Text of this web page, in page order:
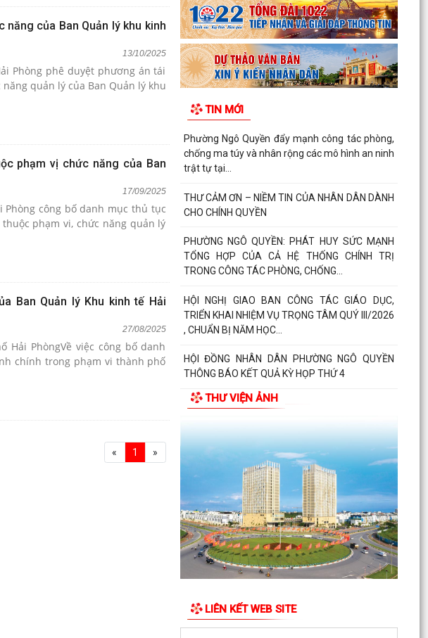
của Ban Quản lý khu kinh
13/10/2025
Phòng phê duyệt phương án tái
quản lý của Ban Quản lý khu
phạm vị chức năng của Ban
17/09/2025
Phòng công bố danh mục thủ tục
phạm vi, chức năng quản lý
Ban Quản lý Khu kinh tế Hải
27/08/2025
Hải PhòngVề việc công bố danh
chính trong phạm vi thành phố
« 1 »
TIN MỚI
Phường Ngô Quyền đẩy mạnh công tác phòng,
chống ma túy và nhân rộng các mô hình an ninh
trật tự tại...
THƯ CẢM ƠN – NIỀM TIN CỦA NHÂN DÂN DÀNH
CHO CHÍNH QUYỀN
PHƯỜNG NGÔ QUYỀN: PHÁT HUY SỨC MẠNH
TỔNG HỢP CỦA CẢ HỆ THỐNG CHÍNH TRỊ
TRONG CÔNG TÁC PHÒNG, CHỐNG...
HỘI NGHỊ GIAO BAN CÔNG TÁC GIÁO DỤC,
TRIỂN KHAI NHIỆM VỤ TRỌNG TÂM QUÝ III/2026
, CHUẨN BỊ NĂM HỌC...
HỘI ĐỒNG NHÂN DÂN PHƯỜNG NGÔ QUYỀN
THÔNG BÁO KẾT QUẢ KỲ HỌP THỨ 4
HỘI ĐỒNG NHÂN DÂN THÀNH PHỐ THÔNG BÁO
THƯ VIỆN ẢNH
LIÊN KẾT WEB SITE